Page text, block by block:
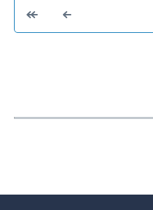
Voir
éléments
Voir
précédents